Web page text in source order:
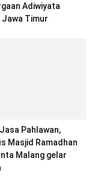
Adiwiyata
Jawa Timur
Pahlawan,
Masjid Ramadhan
Malang gelar